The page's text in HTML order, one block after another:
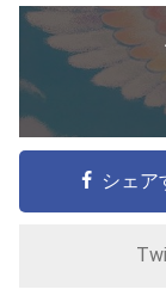
シェア